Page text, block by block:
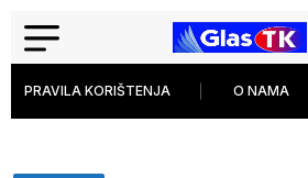
PRAVILA KORIŠTENJA O NAMA